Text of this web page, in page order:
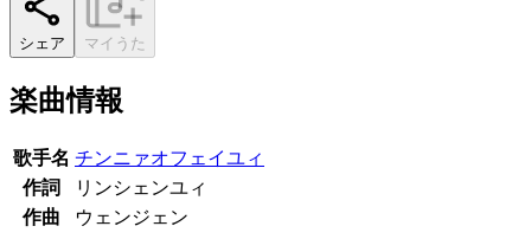
シェア マイうた
楽曲情報
歌手名 チンニァオフェイユィ
作詞
リンシェンユィ
作曲
ウェンジェン